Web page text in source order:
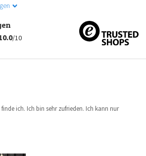
/10
ich. Ich bin sehr zufrieden. Ich kann nur